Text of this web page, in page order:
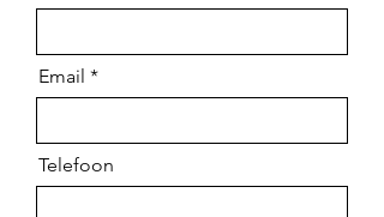
Email
Telefoon